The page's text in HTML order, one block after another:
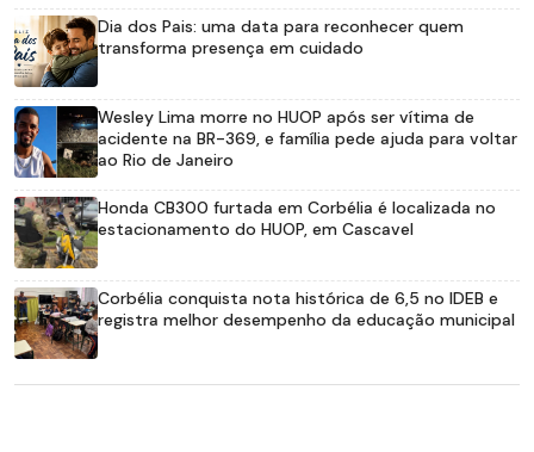
Dia dos Pais: uma data para reconhecer quem
transforma presença em cuidado
Wesley Lima morre no HUOP após ser vítima de
acidente na BR-369, e família pede ajuda para voltar
ao Rio de Janeiro
Honda CB300 furtada em Corbélia é localizada no
estacionamento do HUOP, em Cascavel
Corbélia conquista nota histórica de 6,5 no IDEB e
registra melhor desempenho da educação municipal